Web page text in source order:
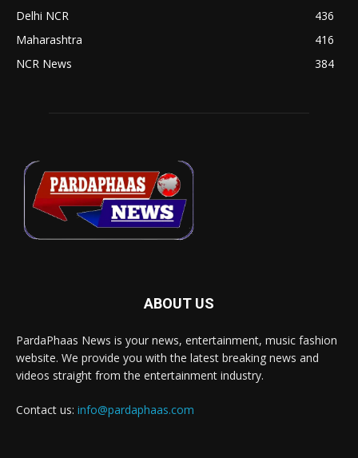
Delhi NCR
436
Maharashtra
416
NCR News
384
ABOUT US
PardaPhaas News is your news, entertainment, music fashion
website. We provide you with the latest breaking news and
videos straight from the entertainment industry.
Contact us: info@pardaphaas.com